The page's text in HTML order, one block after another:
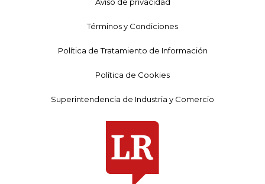
Términos y Condiciones
Política de Tratamiento de Información
Política de Cookies
Superintendencia de Industria y Comercio